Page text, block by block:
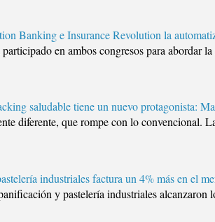
Banking e Insurance Revolution la
en ambos congresos para abordar
saludable tiene un nuevo protagonista:
diferente, que rompe con lo convencional.
industriales factura un 4% más en el
y pastelería industriales